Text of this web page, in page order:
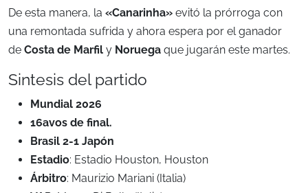
De esta manera, la «Canarinha» evitó la prórroga con
una remontada sufrida y ahora espera por el ganador
de Costa de Marfil y Noruega que jugarán este martes.
Sintesis del partido
Mundial 2026
16avos de final.
Brasil 2-1 Japón
Estadio: Estadio Houston, Houston
Árbitro: Maurizio Mariani (Italia)